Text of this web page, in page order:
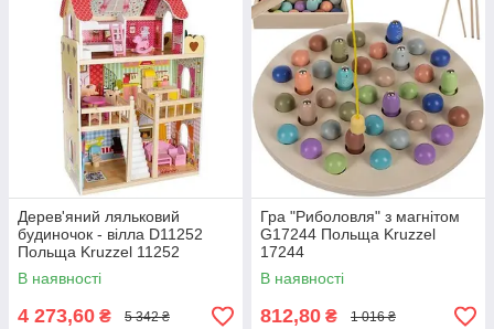
Дерев'яний ляльковий
будиночок - вілла D11252
Польща Kruzzel 11252
В наявності
4 273,60 ₴ 5 342 ₴
Гра "Риболовля" з магнітом
G17244 Польща Kruzzel
17244
В наявності
812,80 ₴ 1 016 ₴